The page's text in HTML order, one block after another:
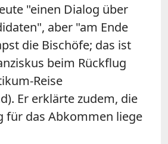
"einen Dialog über
aber "am Ende
die Bischöfe; das ist
beim Rückflug
Reise
Er erklärte zudem, die
für das Abkommen liege